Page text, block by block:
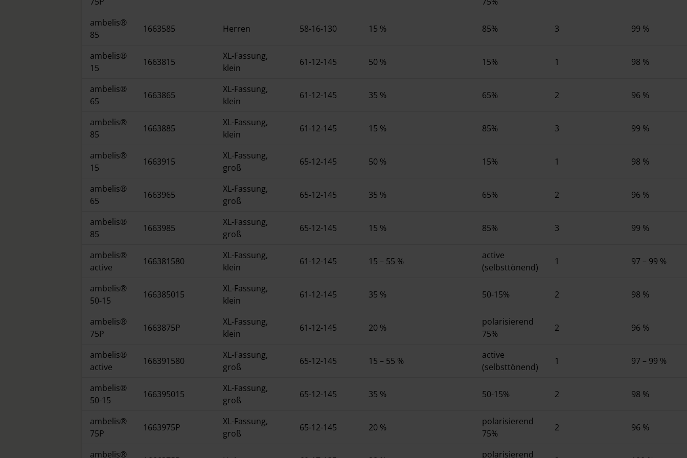
ambelis®
85
1663585 Herren 58-16-130 15 % 85% 3 99 %
ambelis®
15
1663815
XL-Fassung,
klein
61-12-145 50 % 15% 1 98 %
ambelis®
65
1663865
XL-Fassung,
klein
61-12-145 35 % 65% 2 96 %
ambelis®
85
1663885
XL-Fassung,
klein
61-12-145 15 % 85% 3 99 %
ambelis®
15
1663915
XL-Fassung,
groß
65-12-145 50 % 15% 1 98 %
ambelis®
65
1663965
XL-Fassung,
groß
65-12-145 35 % 65% 2 96 %
ambelis®
85
1663985
XL-Fassung,
groß
65-12-145 15 % 85% 3 99 %
ambelis®
active
166381580
XL-Fassung,
klein
61-12-145 15 – 55 %
active
(selbsttönend)
1 97 – 99 %
ambelis®
50-15
166385015
XL-Fassung,
klein
61-12-145 35 % 50-15% 2 98 %
ambelis®
75P
1663875P
XL-Fassung,
klein
61-12-145 20 %
polarisierend
75%
2 96 %
ambelis®
active
166391580
XL-Fassung,
groß
65-12-145 15 – 55 %
active
(selbsttönend)
1 97 – 99 %
ambelis®
50-15
166395015
XL-Fassung,
groß
65-12-145 35 % 50-15% 2 98 %
ambelis®
75P
1663975P
XL-Fassung,
groß
65-12-145 20 %
polarisierend
75%
2 96 %
ambelis® polarisierend